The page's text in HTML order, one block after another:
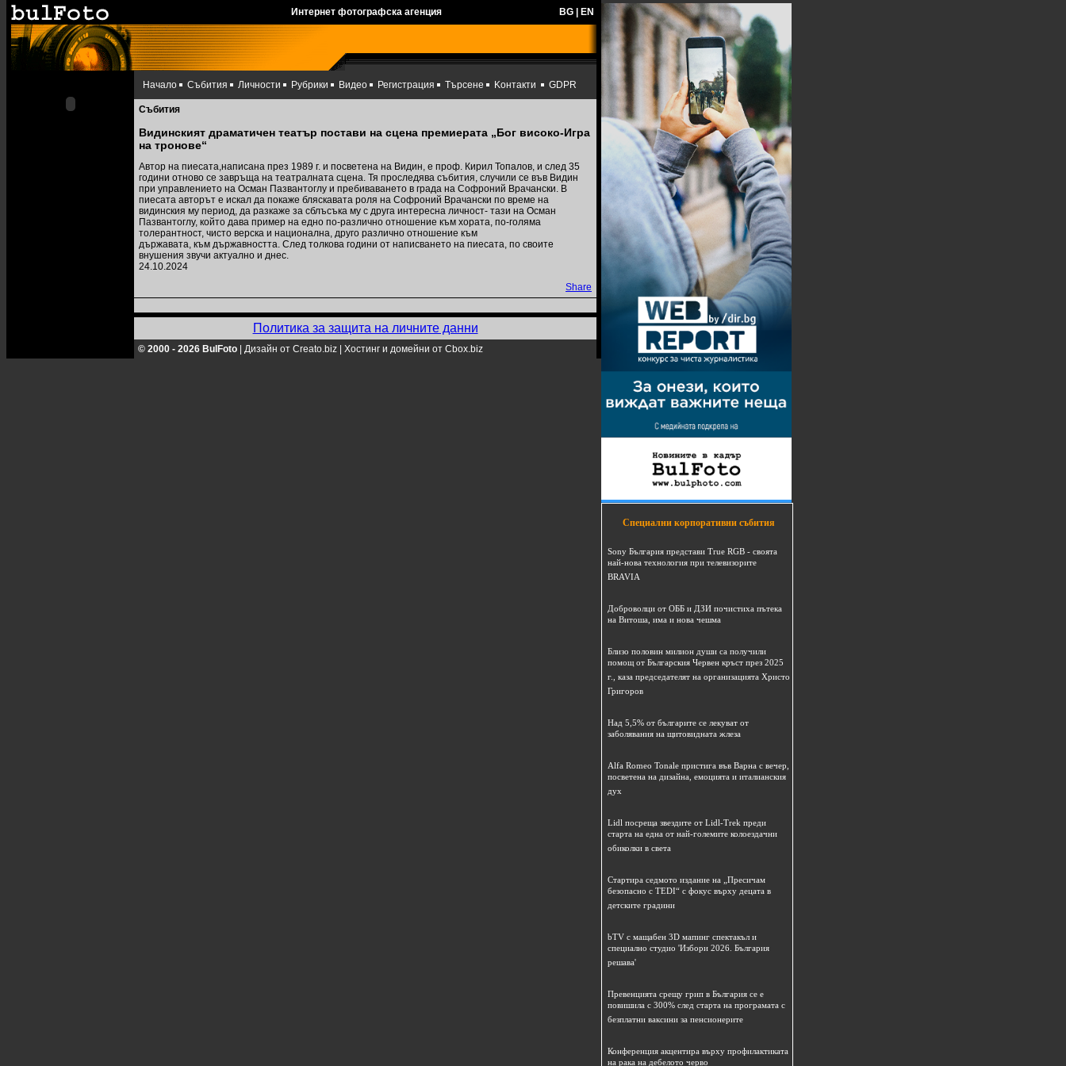
Интернет фотографска агенция BG EN
Начало Събития Личности Рубрики Видео Регистрация Търсене Kонтакти GDPR
Събития
Видинският драматичен театър постави на сцена премиерата „Бог високо-Игра
на тронове“
Автор на пиесата,написана през 1989 г. и посветена на Видин, е проф. Кирил Топалов, и след 35
години отново се завръща на театралната сцена. Тя проследява събития, случили се във Видин
при управлението на Осман Пазвантоглу и пребиваването в града на Софроний Врачански. В
пиесата авторът е искал да покаже бляскавата роля на Софроний Врачански по време на
видинския му период, да разкаже за сблъсъка му с друга интересна личност- тази на Осман
Пазвантоглу, който дава пример на едно по-различно отношение към хората, по-голяма
толерантност, чисто верска и национална, друго различно отношение към
държавата, към държавността. След толкова години от написването на пиесата, по своите
внушения звучи актуално и днес.
24.10.2024
Share
Политика за защита на личните данни
© 2000 - 2026 BulFoto Дизайн от Creato.biz Хостинг и домейни от Cbox.biz
Специални корпоративни събития
Sony България представи True RGB - своята
най-нова технология при телевизорите
BRAVIA
Доброволци от ОББ и ДЗИ почистиха пътека
на Витоша, има и нова чешма
Близо половин милион души са получили
помощ от Българския Червен кръст през 2025
г., каза председателят на организацията Христо
Григоров
Над 5,5% от българите се лекуват от
заболявания на щитовидната жлеза
Alfa Romeo Tonale пристига във Варна с вечер,
посветена на дизайна, емоцията и италианския
дух
Lidl посреща звездите от Lidl-Trek преди
старта на една от най-големите колоездачни
обиколки в света
Стартира седмото издание на „Пресичам
безопасно с TEDI“ с фокус върху децата в
детските градини
bTV с мащабен 3D мапинг спектакъл и
специално студио 'Избори 2026. България
решава'
Превенцията срещу грип в България се е
повишила с 300% след старта на програмата с
безплатни ваксини за пенсионерите
Конференция акцентира върху профилактиката